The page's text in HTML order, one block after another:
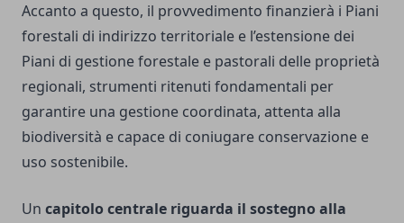
Accanto a questo, il provvedimento finanzierà i Piani
forestali di indirizzo territoriale e l’estensione dei
Piani di gestione forestale e pastorali delle proprietà
regionali, strumenti ritenuti fondamentali per
garantire una gestione coordinata, attenta alla
biodiversità e capace di coniugare conservazione e
uso sostenibile.
Un capitolo centrale riguarda il sostegno alla